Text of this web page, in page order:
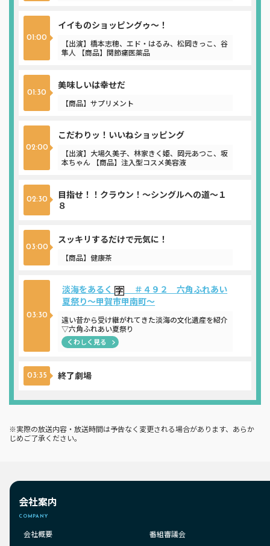
01:00
イイものショッピングゥ～！
【出演】橋本志穂、エド・はるみ、松岡きっこ、谷
隼人 【商品】関節痛医薬品
01:30
美味しいは幸せだ
【商品】サプリメント
02:00
こだわりッ！いいねショッピング
【出演】大場久美子、林家きく姫、岡元あつこ、坂
本ちゃん 【商品】注入型コスメ美容液
02:30
目指せ！！クラウン！～シングルへの道～１
８
03:00
スッキリするだけで元気に！
【商品】健康茶
03:30
淡海をあるく
＃４９２ 六角ふれあい
夏祭り～甲賀市甲南町～
遠い昔から受け継がれてきた淡海の文化遺産を紹介
▽六角ふれあい夏祭り
くわしく見る
03:35 終了劇場
※実際の放送内容・放送時間は予告なく変更される場合があります、あらか
じめご了承ください。
会社案内
COMPANY
会社概要
番組審議会